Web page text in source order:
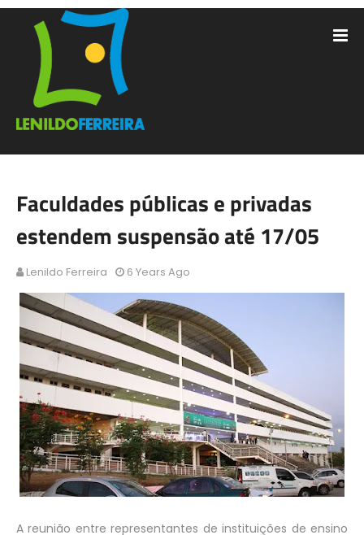
Faculdades públicas e privadas
estendem suspensão até 17/05
Lenildo Ferreira 6 Years Ago
A reunião entre representantes de instituições de ensino